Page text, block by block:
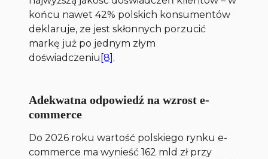
końcu nawet 42% polskich konsumentów
deklaruje, ze jest skłonnych porzucić
markę już po jednym złym
doświadczeniu [8] .
Adekwatna odpowiedź na wzrost e-
commerce
Do 2026 roku wartość polskiego rynku e-
commerce ma wynieść 162 mld zł przy